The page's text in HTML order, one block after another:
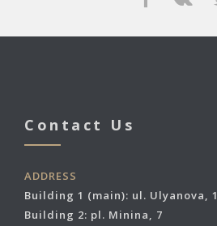
Contact Us
ADDRESS
Building 1 (main): ul. Ulyanova, 1
Building 2: pl. Minina, 7